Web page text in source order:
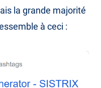
la grande majorité
à ceci :